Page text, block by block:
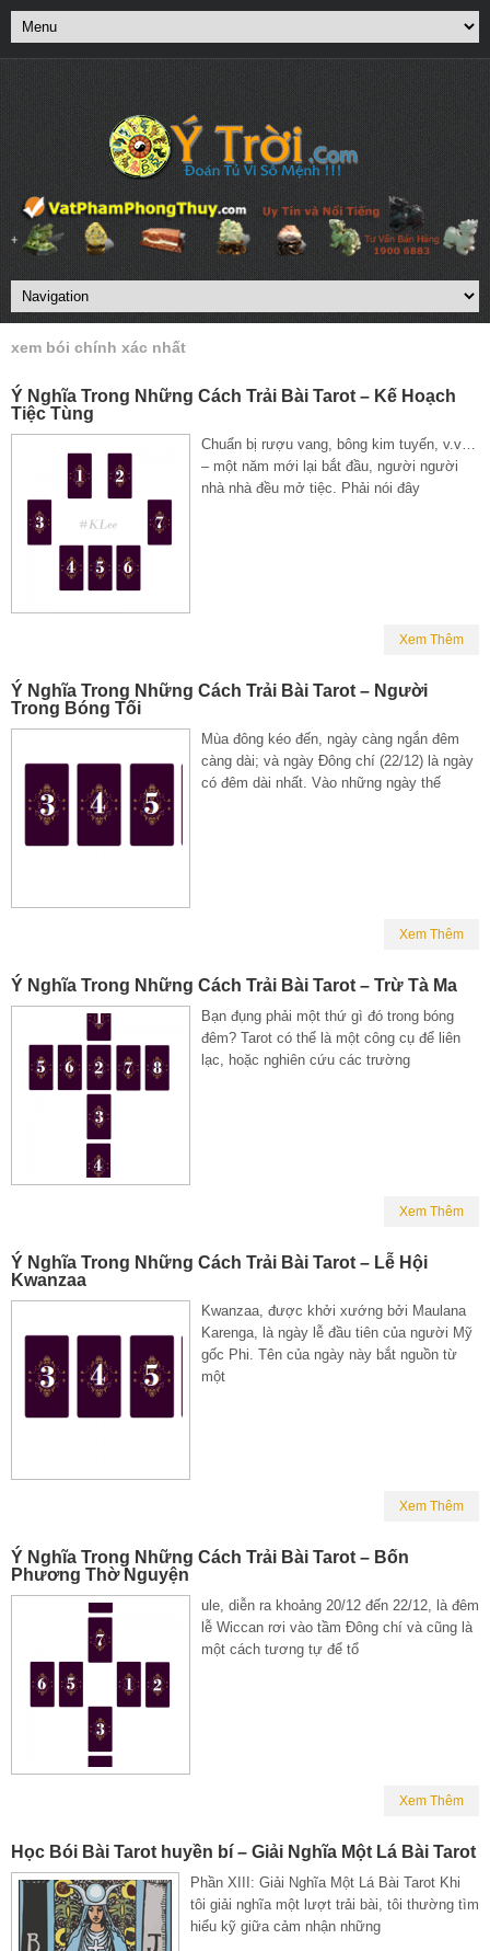
xem bói chính xác nhất
Ý Nghĩa Trong Những Cách Trải Bài Tarot – Kế Hoạch
Tiệc Tùng
Chuẩn bị rượu vang, bông kim tuyến, v.v…
– một năm mới lại bắt đầu, người người
nhà nhà đều mở tiệc. Phải nói đây
Xem Thêm
Ý Nghĩa Trong Những Cách Trải Bài Tarot – Người
Trong Bóng Tối
Mùa đông kéo đến, ngày càng ngắn đêm
càng dài; và ngày Đông chí (22/12) là ngày
có đêm dài nhất. Vào những ngày thế
Xem Thêm
Ý Nghĩa Trong Những Cách Trải Bài Tarot – Trừ Tà Ma
Bạn đụng phải một thứ gì đó trong bóng
đêm? Tarot có thể là một công cụ để liên
lạc, hoặc nghiên cứu các trường
Xem Thêm
Ý Nghĩa Trong Những Cách Trải Bài Tarot – Lễ Hội
Kwanzaa
Kwanzaa, được khởi xướng bởi Maulana
Karenga, là ngày lễ đầu tiên của người Mỹ
gốc Phi. Tên của ngày này bắt nguồn từ
một
Xem Thêm
Ý Nghĩa Trong Những Cách Trải Bài Tarot – Bốn
Phương Thờ Nguyện
ule, diễn ra khoảng 20/12 đến 22/12, là đêm
lễ Wiccan rơi vào tầm Đông chí và cũng là
một cách tương tự để tổ
Xem Thêm
Học Bói Bài Tarot huyền bí – Giải Nghĩa Một Lá Bài Tarot
Phần XIII: Giải Nghĩa Một Lá Bài Tarot Khi
tôi giải nghĩa một lượt trải bài, tôi thường tìm
hiểu kỹ giữa cảm nhận những